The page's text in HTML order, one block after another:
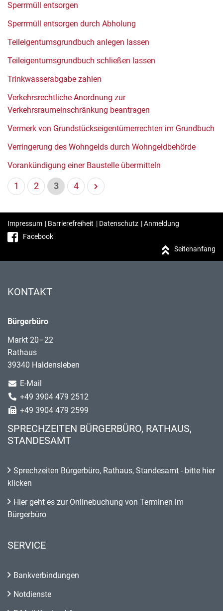
Sperrmüll entsorgen
Sperrmüll entsorgen durch Abholung
Teileigentumsgrundbuch anlegen lassen
Teileigentumsgrundbuch schließen lassen
Trinkwasserabgabe zahlen
Verkehrsrechtliche Anordnung zur
Verkehrsraumeinschränkung beantragen
Vermerk von Grundstückseigentümerrechten im Grundbuch
Verringerung des Wohngelds durch Wohngeldbehörde
Vorankündigung einer Baustelle übermitteln
1 2 3 4
Impressum | Barrierefreiheit | Datenschutz |Anmeldung
Facebook
Seitenanfang
KONTAKT
Bürgerbüro
Markt 20–22
Rathaus
39340 Haldensleben
E-Mail
+49 3904 479 2512
+49 3904 479 2599
SPRECHZEITEN BÜRGERBÜRO, RATHAUS,
STANDESAMT
Sprechzeiten Bürgerbüro, Rathaus, Standesamt - bitte hier
klicken
Hier geht es zur Onlinebuchung von Terminen im
Bürgerbüro
SERVICE
Bankverbindungen
Notdienste